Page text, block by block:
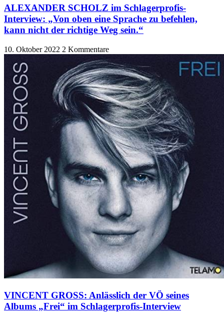
ALEXANDER SCHOLZ im Schlagerprofis-
Interview: „Von oben eine Sprache zu befehlen,
kann nicht der richtige Weg sein.“
10. Oktober 2022 2 Kommentare
VINCENT GROSS: Anlässlich der VÖ seines
Albums „Frei“ im Schlagerprofis-Interview